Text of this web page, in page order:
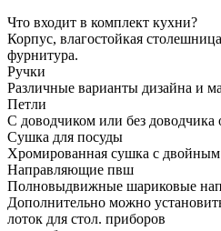
Что входит в комплект кухни?
Корпус, влагостойкая
фурнитура.
Ручки
Различные варианты дизайна и
Петли
С доводчиком или без доводчика
Сушка для посуды
Хромированная сушка с
Направляющие пвш
Полновыдвижные шариковые
Дополнительно можно
лоток для стол. приборов